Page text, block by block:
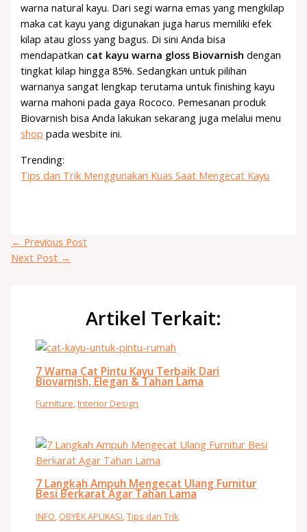
warna natural kayu. Dari segi warna emas yang mengkilap
maka cat kayu yang digunakan juga harus memiliki efek
kilap atau gloss yang bagus. Di sini Anda bisa
mendapatkan cat kayu warna gloss Biovarnish dengan
tingkat kilap hingga 85%. Sedangkan untuk pilihan
warnanya sangat lengkap terutama untuk finishing kayu
warna mahoni pada gaya Rococo. Pemesanan produk
Biovarnish bisa Anda lakukan sekarang juga melalui menu
shop pada wesbite ini.
Trending:
Tips dan Trik Menggunakan Kuas Saat Mengecat Kayu
← Previous Post
Next Post →
Artikel Terkait:
7 Warna Cat Pintu Kayu Terbaik Dari
Biovarnish, Elegan & Tahan Lama
Furniture,Interior Design
7 Langkah Ampuh Mengecat Ulang Furnitur
Besi Berkarat Agar Tahan Lama
INFO, OBYEK APLIKASI,Tips dan Trik